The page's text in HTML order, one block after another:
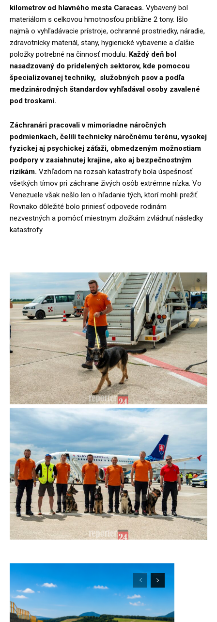
kilometrov od hlavného mesta Caracas. Vybavený bol
materiálom s celkovou hmotnosťou približne 2 tony. Išlo
najmä o vyhľadávacie prístroje, ochranné prostriedky, náradie,
zdravotnícky materiál, stany, hygienické vybavenie a ďalšie
položky potrebné na činnosť modulu. Každý deň bol
nasadzovaný do pridelených sektorov, kde pomocou
špecializovanej techniky, služobných psov a podľa
medzinárodných štandardov vyhľadával osoby zavalené
pod troskami.
Záchranári pracovali v mimoriadne náročných
podmienkach, čelili technicky náročnému terénu, vysokej
fyzickej aj psychickej záťaži, obmedzeným možnostiam
podpory v zasiahnutej krajine, ako aj bezpečnostným
rizikám. Vzhľadom na rozsah katastrofy bola úspešnosť
všetkých tímov pri záchrane živých osôb extrémne nízka. Vo
Venezuele však nešlo len o hľadanie tých, ktorí mohli prežiť.
Rovnako dôležité bolo priniesť odpovede rodinám
nezvestných a pomôcť miestnym zložkám zvládnuť následky
katastrofy.